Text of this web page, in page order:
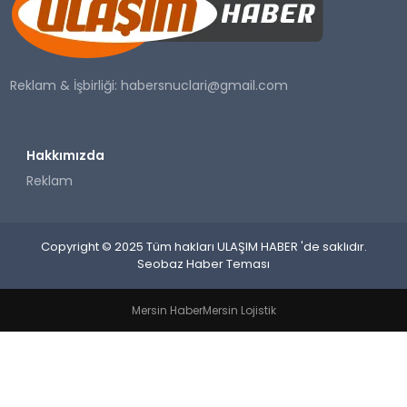
SAĞLIK
YAŞAM
Reklam & İşbirliği:habersnuclari@gmail.com
Hakkımızda
Reklam
Copyright © 2025 Tüm hakları ULAŞIM HABER 'de saklıdır.
Seobaz Haber Teması
Mersin HaberMersin Lojistik